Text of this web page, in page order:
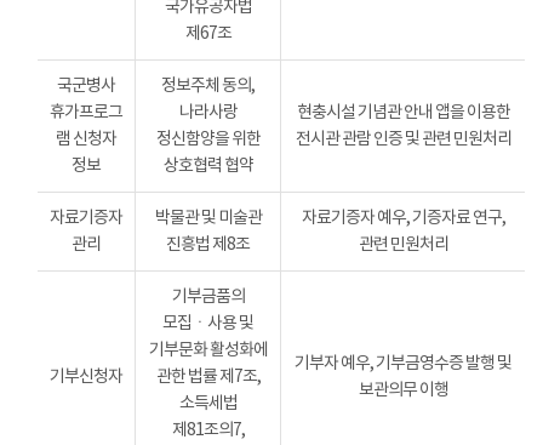
국가유공자법
제67조
국군병사
휴가프로그
램 신청자
정보
정보주체 동의,
나라사랑
정신함양을 위한
상호협력 협약
현충시설 기념관 안내 앱을 이용한
전시관 관람 인증 및 관련 민원처리
자료기증자
관리
박물관 및 미술관
진흥법 제8조
자료기증자 예우, 기증자료 연구,
관련 민원처리
기부신청자
기부금품의
모집ㆍ사용 및
기부문화 활성화에
관한 법률 제7조,
소득세법
제81조의7,
기부자 예우, 기부금영수증 발행 및
보관의무 이행